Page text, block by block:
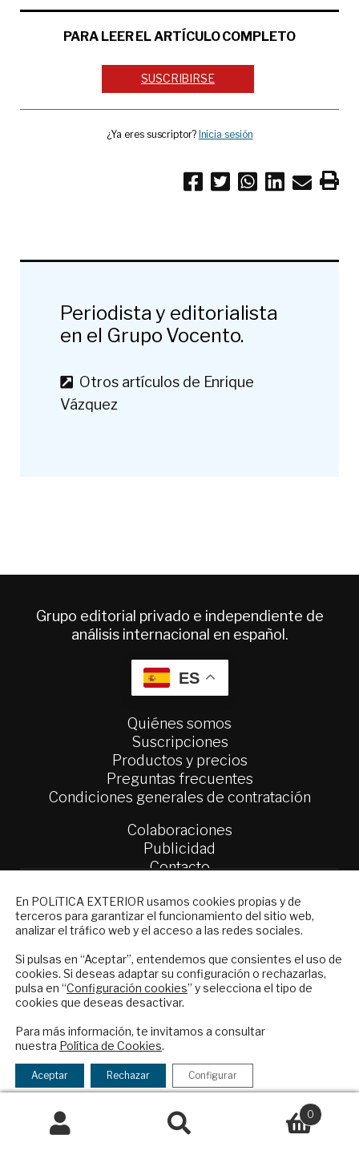
PARA LEER EL ARTÍCULO COMPLETO
SUSCRIBIRSE
¿Ya eres suscriptor? Inicia sesión
Periodista y editorialista
en el Grupo Vocento.
Otros artículos de Enrique
Vázquez
Grupo editorial privado e independiente de
análisis internacional en español.
ES
Quiénes somos
Suscripciones
Productos y precios
Preguntas frecuentes
Condiciones generales de contratación
Colaboraciones
Publicidad
Contacto
Política Exterior
Informe Semanal de Política Exterior
Afkar/Ideas
© 2026 - Fundación Análisis de Política
Exterior. Todos los derechos reservadosAviso
Legal|Política de Privacidad y de Cookies
Buscar
0
Financiado por el Programa KIT Digital. Plan de
Recuperación, Transformación y Resiliencia de
España Next Generation EU.​​
En POLíTICA EXTERIOR usamos cookies propias y de
terceros para garantizar el funcionamiento del sitio web,
analizar el tráfico web y el acceso a las redes sociales.
Si pulsas en “Aceptar”, entendemos que consientes el uso de
cookies. Si deseas adaptar su configuración o rechazarlas,
pulsa en “Configuración cookies” y selecciona el tipo de
cookies que deseas desactivar.
Para más información, te invitamos a consultar
nuestra Política de Cookies.
Aceptar Rechazar Configurar
NEWSLETTER
Suscríbase a nuestro boletín electrónico y
reciba en su correo el mejor análisis
internacional en español.
Checkbox
acepto
la
política
de
política de privacidad